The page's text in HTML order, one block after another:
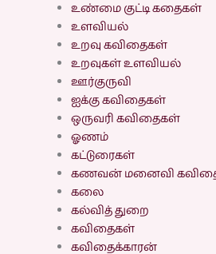
உண்மை குட்டி கதைகள்
உளவியல்
உறவு கவிதைகள்
உறவுகள் உளவியல்
ஊர்குருவி
ஐக்கு கவிதைகள்
ஒருவரி கவிதைகள்
ஓணம்
கட்டுரைகள்
கணவன் மனைவி
கலை
கல்வித் துறை
கவிதைகள்
கவிதைக்காரன்